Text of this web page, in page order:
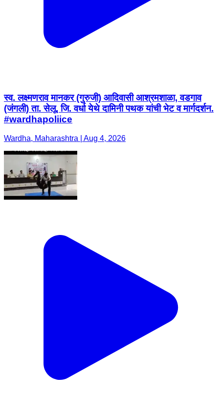
स्व. लक्ष्मणराव मानकर (गुरुजी) आदिवासी आश्रमशाळा, वडगाव
(जंगली) ता. सेलू, जि. वर्धा येथे दामिनी पथक यांची भेट व मार्गदर्शन.
#wardhapoliice
Wardha, Maharashtra | Aug 4, 2026